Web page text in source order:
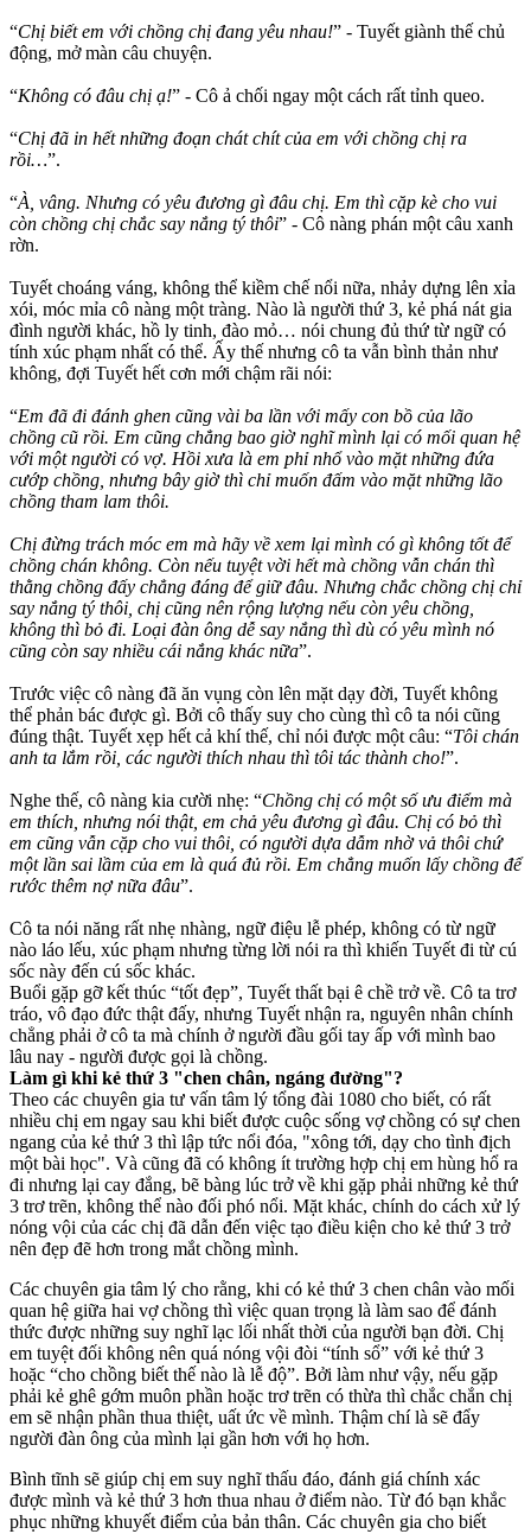
“Chị biết em với chồng chị đang yêu nhau!” - Tuyết giành thế chủ
động, mở màn câu chuyện.
“Không có đâu chị ạ!” - Cô ả chối ngay một cách rất tỉnh queo.
“Chị đã in hết những đoạn chát chít của em với chồng chị ra
rồi…”.
“À, vâng. Nhưng có yêu đương gì đâu chị. Em thì cặp kè cho vui
còn chồng chị chắc say nắng tý thôi” - Cô nàng phán một câu xanh
rờn.
Tuyết choáng váng, không thể kiềm chế nổi nữa, nhảy dựng lên xỉa
xói, móc mỉa cô nàng một tràng. Nào là người thứ 3, kẻ phá nát gia
đình người khác, hồ ly tinh, đào mỏ… nói chung đủ thứ từ ngữ có
tính xúc phạm nhất có thể. Ấy thế nhưng cô ta vẫn bình thản như
không, đợi Tuyết hết cơn mới chậm rãi nói:
“Em đã đi đánh ghen cũng vài ba lần với mấy con bồ của lão
chồng cũ rồi. Em cũng chẳng bao giờ nghĩ mình lại có mối quan hệ
với một người có vợ. Hồi xưa là em phỉ nhổ vào mặt những đứa
cướp chồng, nhưng bây giờ thì chỉ muốn đấm vào mặt những lão
chồng tham lam thôi.
Chị đừng trách móc em mà hãy về xem lại mình có gì không tốt để
chồng chán không. Còn nếu tuyệt vời hết mà chồng vẫn chán thì
thằng chồng đấy chẳng đáng để giữ đâu. Nhưng chắc chồng chị chỉ
say nắng tý thôi, chị cũng nên rộng lượng nếu còn yêu chồng,
không thì bỏ đi. Loại đàn ông dễ say nắng thì dù có yêu mình nó
cũng còn say nhiều cái nắng khác nữa”.
Trước việc cô nàng đã ăn vụng còn lên mặt dạy đời, Tuyết không
thể phản bác được gì. Bởi cô thấy suy cho cùng thì cô ta nói cũng
đúng thật. Tuyết xẹp hết cả khí thế, chỉ nói được một câu: “Tôi chán
anh ta lắm rồi, các người thích nhau thì tôi tác thành cho!”.
Nghe thế, cô nàng kia cười nhẹ: “Chồng chị có một số ưu điểm mà
em thích, nhưng nói thật, em chả yêu đương gì đâu. Chị có bỏ thì
em cũng vẫn cặp cho vui thôi, có người dựa dẫm nhờ vả thôi chứ
một lần sai lầm của em là quá đủ rồi. Em chẳng muốn lấy chồng để
rước thêm nợ nữa đâu”.
Cô ta nói năng rất nhẹ nhàng, ngữ điệu lễ phép, không có từ ngữ
nào láo lếu, xúc phạm nhưng từng lời nói ra thì khiến Tuyết đi từ cú
sốc này đến cú sốc khác.
Buổi gặp gỡ kết thúc “tốt đẹp”, Tuyết thất bại ê chề trở về. Cô ta trơ
tráo, vô đạo đức thật đấy, nhưng Tuyết nhận ra, nguyên nhân chính
chẳng phải ở cô ta mà chính ở người đầu gối tay ấp với mình bao
lâu nay - người được gọi là chồng.
Làm gì khi kẻ thứ 3 "chen chân, ngáng đường"?
Theo các chuyên gia tư vấn tâm lý tổng đài 1080 cho biết, có rất
nhiều chị em ngay sau khi biết được cuộc sống vợ chồng có sự chen
ngang của kẻ thứ 3 thì lập tức nổi đóa, "xông tới, dạy cho tình địch
một bài học". Và cũng đã có không ít trường hợp chị em hùng hổ ra
đi nhưng lại cay đắng, bẽ bàng lúc trở về khi gặp phải những kẻ thứ
3 trơ trẽn, không thể nào đối phó nổi. Mặt khác, chính do cách xử lý
nóng vội của các chị đã dẫn đến việc tạo điều kiện cho kẻ thứ 3 trở
nên đẹp đẽ hơn trong mắt chồng mình.
Các chuyên gia tâm lý cho rằng, khi có kẻ thứ 3 chen chân vào mối
quan hệ giữa hai vợ chồng thì việc quan trọng là làm sao để đánh
thức được những suy nghĩ lạc lối nhất thời của người bạn đời. Chị
em tuyệt đối không nên quá nóng vội đòi “tính sổ” với kẻ thứ 3
hoặc “cho chồng biết thế nào là lễ độ”. Bởi làm như vậy, nếu gặp
phải kẻ ghê gớm muôn phần hoặc trơ trẽn có thừa thì chắc chắn chị
em sẽ nhận phần thua thiệt, uất ức về mình. Thậm chí là sẽ đẩy
người đàn ông của mình lại gần hơn với họ hơn.
Bình tĩnh sẽ giúp chị em suy nghĩ thấu đáo, đánh giá chính xác
được mình và kẻ thứ 3 hơn thua nhau ở điểm nào. Từ đó bạn khắc
phục những khuyết điểm của bản thân. Các chuyên gia cho biết